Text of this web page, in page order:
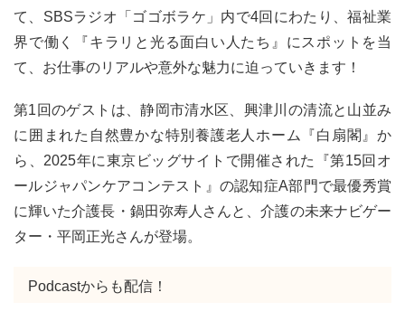
て、SBSラジオ「ゴゴボラケ」内で4回にわたり、福祉業
界で働く『キラリと光る面白い人たち』にスポットを当
て、お仕事のリアルや意外な魅力に迫っていきます！
第1回のゲストは、静岡市清水区、興津川の清流と山並み
に囲まれた自然豊かな特別養護老人ホーム『白扇閣』か
ら、2025年に東京ビッグサイトで開催された『第15回オ
ールジャパンケアコンテスト』の認知症A部門で最優秀賞
に輝いた介護長・鍋田弥寿人さんと、介護の未来ナビゲー
ター・平岡正光さんが登場。
Podcastからも配信！